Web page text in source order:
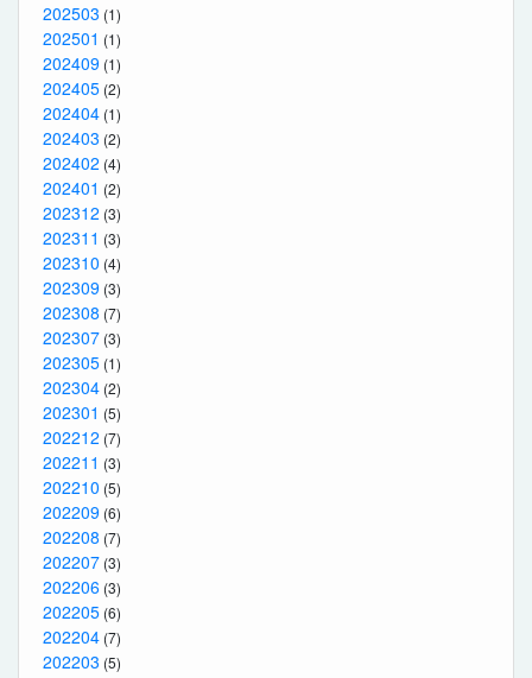
202503 (1)
202501 (1)
202409 (1)
202405 (2)
202404 (1)
202403 (2)
202402 (4)
202401 (2)
202312 (3)
202311 (3)
202310 (4)
202309 (3)
202308 (7)
202307 (3)
202305 (1)
202304 (2)
202301 (5)
202212 (7)
202211 (3)
202210 (5)
202209 (6)
202208 (7)
202207 (3)
202206 (3)
202205 (6)
202204 (7)
202203 (5)